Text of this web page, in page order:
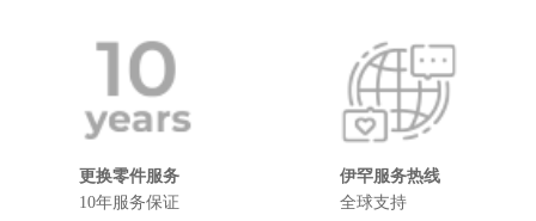
更换零件服务
10年服务保证
伊罕服务热线
全球支持